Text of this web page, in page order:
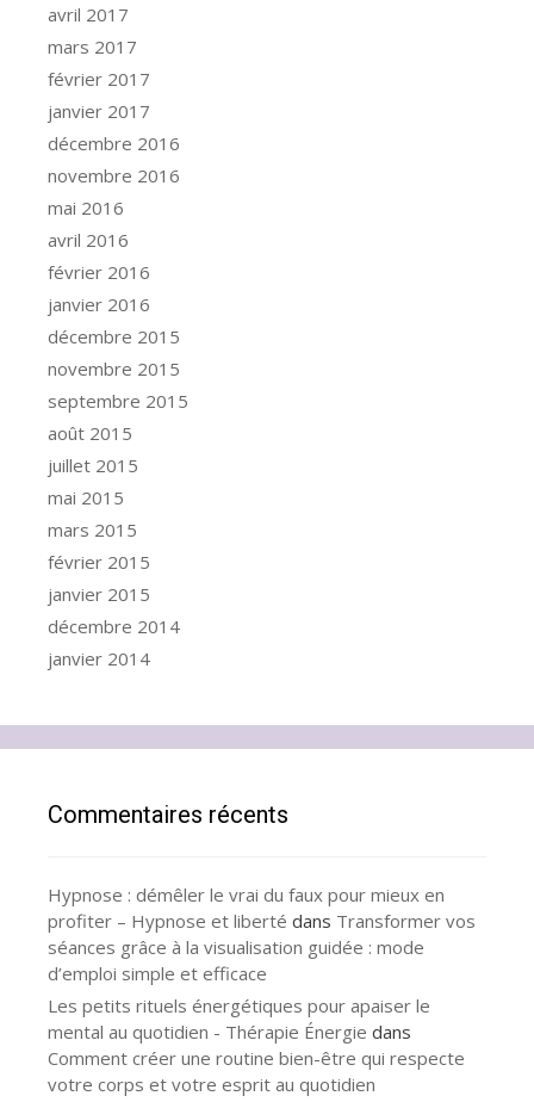
avril 2017
mars 2017
février 2017
janvier 2017
décembre 2016
novembre 2016
mai 2016
avril 2016
février 2016
janvier 2016
décembre 2015
novembre 2015
septembre 2015
août 2015
juillet 2015
mai 2015
mars 2015
février 2015
janvier 2015
décembre 2014
janvier 2014
Commentaires récents
Hypnose : démêler le vrai du faux pour mieux en
profiter – Hypnose et liberté dans Transformer vos
séances grâce à la visualisation guidée : mode
d’emploi simple et efficace
Les petits rituels énergétiques pour apaiser le
mental au quotidien - Thérapie Énergie dans
Comment créer une routine bien-être qui respecte
votre corps et votre esprit au quotidien